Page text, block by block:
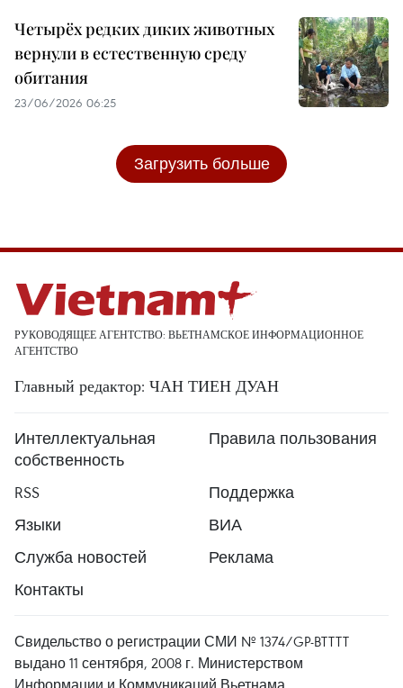
Четырёх редких диких животных
вернули в естественную среду
обитания
23/06/2026 06:25
Загрузить больше
РУКОВОДЯЩЕЕ АГЕНТСТВО: ВЬЕТНАМСКОЕ ИНФОРМАЦИОННОЕ
АГЕНТСТВО
Главный редактор: ЧАН ТИЕН ДУАН
Интеллектуальная
собственность
Правила пользования
RSS
Поддержка
Языки
ВИА
Служба новостей
Реклама
Контакты
Свидельство о регистрации СМИ № 1374/GP-BTTTT
выдано 11 сентября, 2008 г. Министерством
Информации и Коммуникаций Вьетнама.